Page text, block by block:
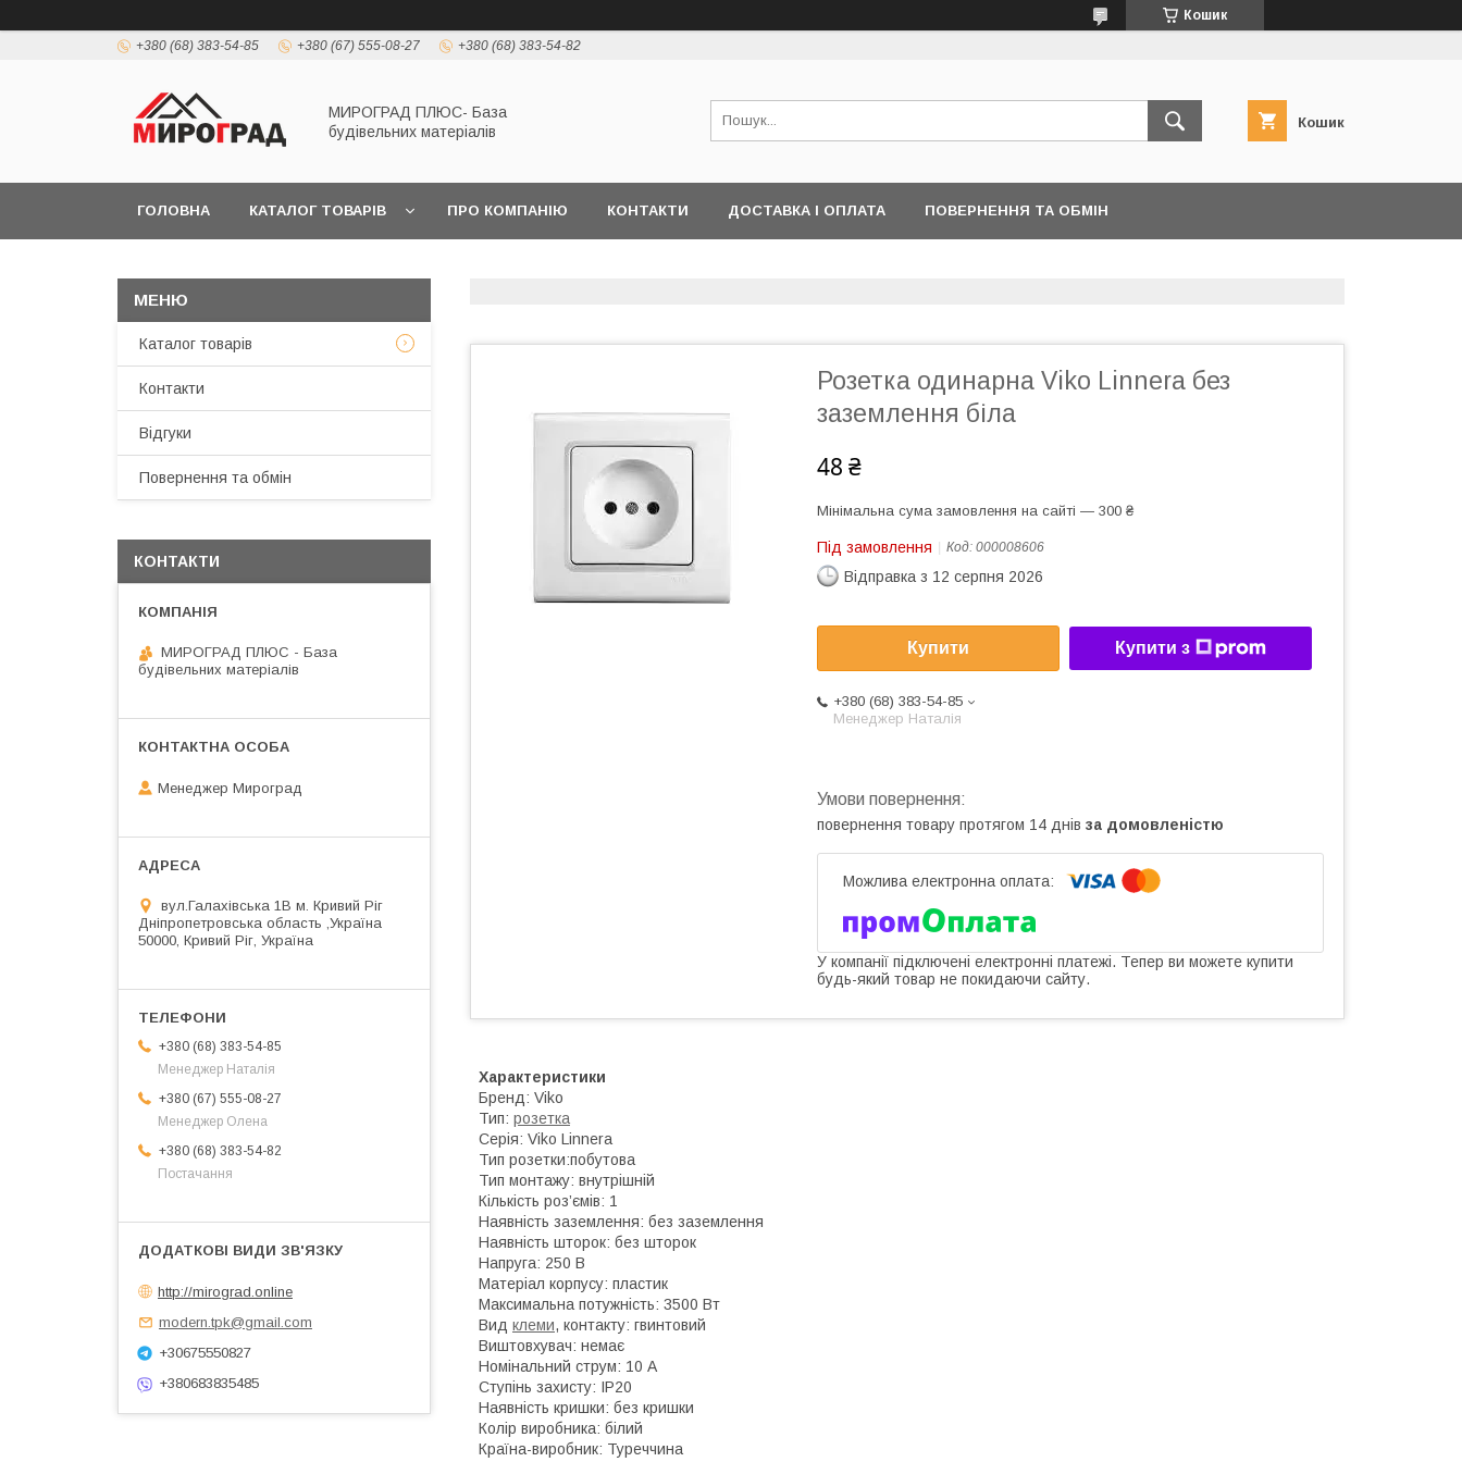
Кошик
+380 (68) 383-54-85 +380 (67) 555-08-27 +380 (68) 383-54-82
МИРОГРАД ПЛЮС- База
будівельних матеріалів
Кошик
ГОЛОВНА КАТАЛОГ ТОВАРІВ ПРО КОМПАНІЮ КОНТАКТИ ДОСТАВКА І ОПЛАТА ПОВЕРНЕННЯ ТА ОБМІН
Розетка одинарна Viko Linnera без
заземлення біла
48 ₴
Мінімальна сума замовлення на сайті — 300 ₴
Під замовлення Код: 000008606
Відправка з 12 серпня 2026
Купити Купити з
+380 (68) 383-54-85
Менеджер Наталія
повернення товару протягом 14 днів за домовленістю
У компанії підключені електронні платежі. Тепер ви можете купити
будь-який товар не покидаючи сайту.
Характеристики
Бренд: Viko
Тип: розетка
Серія: Viko Linnera
Тип розетки:побутова
Тип монтажу: внутрішній
Кількість роз’ємів: 1
Наявність заземлення: без заземлення
Наявність шторок: без шторок
Напруга: 250 В
Матеріал корпусу: пластик
Максимальна потужність: 3500 Вт
Вид клеми, контакту: гвинтовий
Виштовхувач: немає
Номінальний струм: 10 А
Ступінь захисту: IP20
Наявність кришки: без кришки
Колір виробника: білий
Країна-виробник: Туреччина
Каталог товарів
Контакти
Відгуки
Повернення та обмін
КОНТАКТИ
МИРОГРАД ПЛЮС - База
будівельних матеріалів
Менеджер Мироград
вул.Галахівська 1В м. Кривий Ріг
Дніпропетровська область ,Україна
50000, Кривий Ріг, Україна
+380 (68) 383-54-85
Менеджер Наталія
+380 (67) 555-08-27
Менеджер Олена
+380 (68) 383-54-82
Постачання
http://mirograd.online
modern.tpk@gmail.com
+30675550827
+380683835485